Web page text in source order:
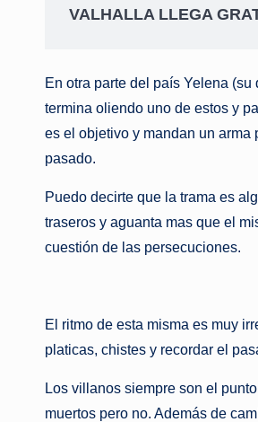
VALHALLA LLEGA
En otra parte del país Yelena
termina oliendo uno de estos y
es el objetivo y mandan un arma
pasado.
Puedo decirte que la trama es
traseros y aguanta mas que el
cuestión de las persecuciones.
El ritmo de esta misma es muy
platicas, chistes y recordar el
Los villanos siempre son el
muertos pero no. Además de